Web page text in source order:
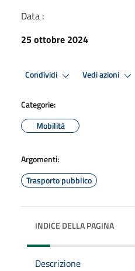
Data :
25 ottobre 2024
Condividi Vedi azioni
Categorie:
Mobilità
Argomenti:
Trasporto pubblico
INDICE DELLA PAGINA
Descrizione